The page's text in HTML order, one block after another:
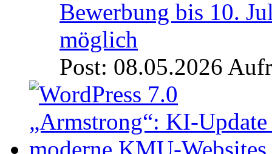
Bewerbung bis 10.
möglich
Post: 08.05.2026